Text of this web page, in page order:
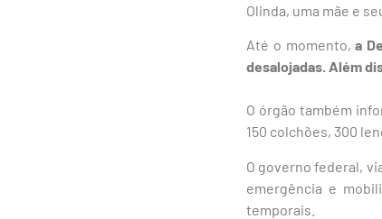
Olinda, uma mãe e
Até o momento,a
desalojadas. Além
O órgão também
150 colchões, 300
O governo federal,
emergência e
temporais.